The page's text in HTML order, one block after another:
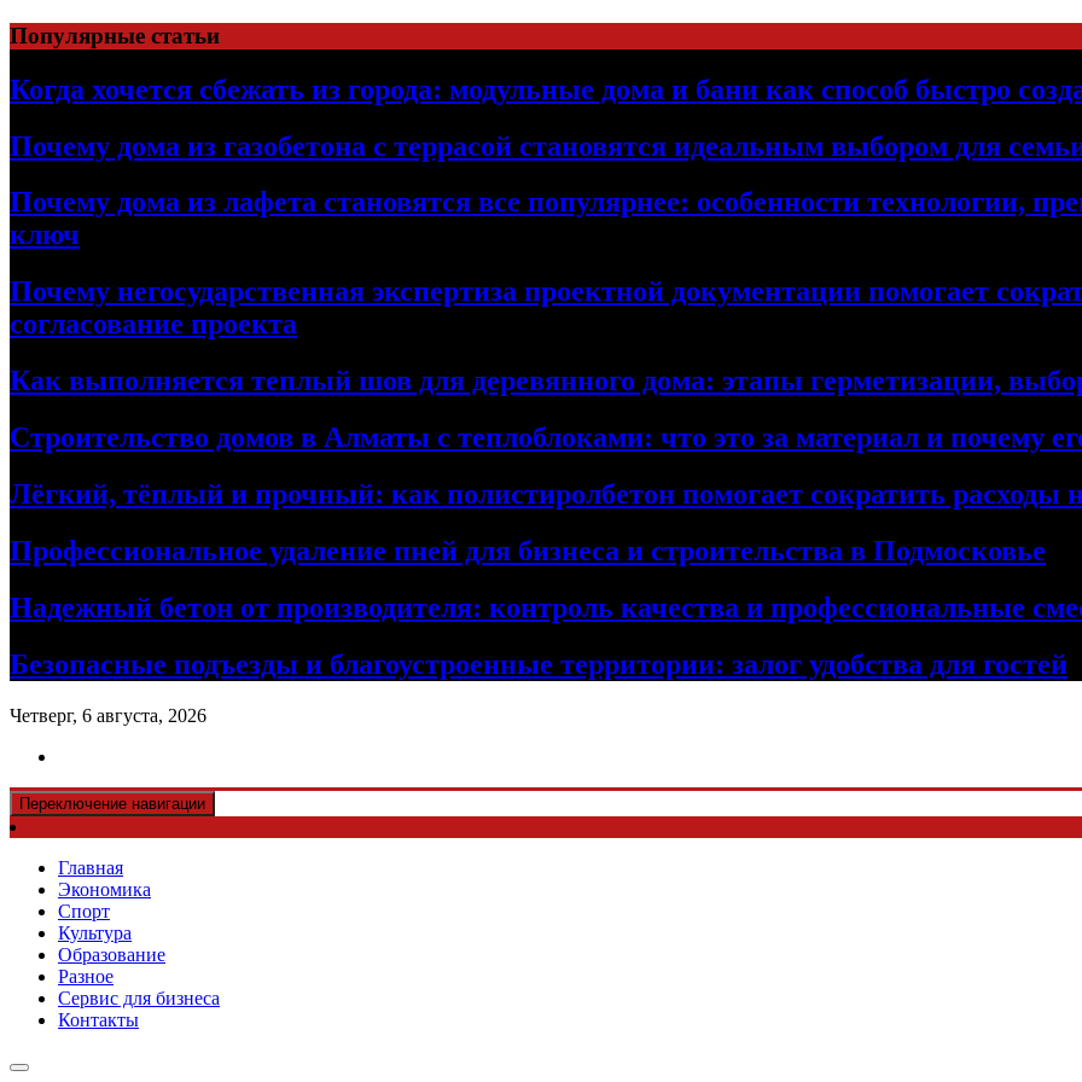
Перейти
к
содержимому
Популярные статьи
Когда хочется сбежать из города: модульные дома и бани как способ быстро
Почему дома из газобетона с террасой становятся идеальным выбором для
Почему дома из лафета становятся все популярнее: особенности технологии,
ключ
Почему негосударственная экспертиза проектной документации помогает
согласование проекта
Как выполняется теплый шов для деревянного дома: этапы герметизации,
Строительство домов в Алматы с теплоблоками: что это за материал и почему
Лёгкий, тёплый и прочный: как полистиролбетон помогает сократить расходы
Профессиональное удаление пней для бизнеса и строительства в Подмосковье
Надежный бетон от производителя: контроль качества и профессиональные
Безопасные подъезды и благоустроенные территории: залог удобства для гостей
Четверг, 6 августа, 2026
Переключение навигации
Главная
Экономика
Спорт
Культура
Образование
Разное
Сервис для бизнеса
Контакты